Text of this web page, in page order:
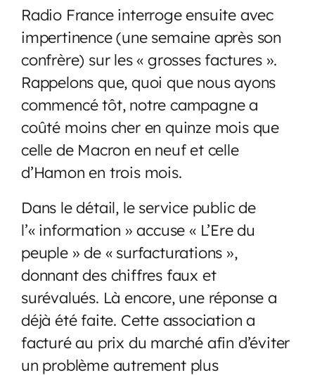
Radio France interroge ensuite avec
impertinence (une semaine après son
confrère) sur les « grosses factures ».
Rappelons que, quoi que nous ayons
commencé tôt, notre campagne a
coûté moins cher en quinze mois que
celle de Macron en neuf et celle
d’Hamon en trois mois.
Dans le détail, le service public de
l’« information » accuse « L’Ere du
peuple » de « surfacturations »,
donnant des chiffres faux et
surévalués. Là encore, une réponse a
déjà été faite. Cette association a
facturé au prix du marché afin d’éviter
un problème autrement plus